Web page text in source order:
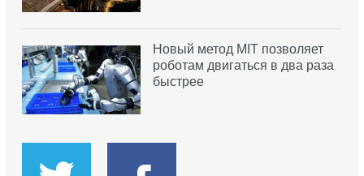
Новый метод MIT позволяет
роботам двигаться в два раза
быстрее